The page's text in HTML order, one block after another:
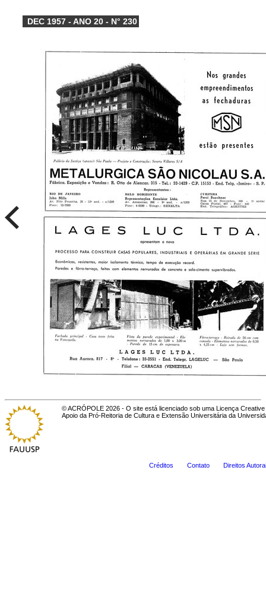
DEC 1957 - ANO 20 - N° 230
© ACRÓPOLE 2026 - O site está licenciado sob uma Licença
Apoio da Pró-Reitoria de Cultura e Extensão Universitária da
Créditos Contato Direitos